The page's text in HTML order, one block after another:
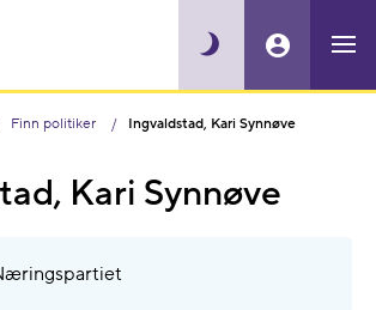
Finn politiker Ingvaldstad, Kari Synnøve
Kari Synnøve